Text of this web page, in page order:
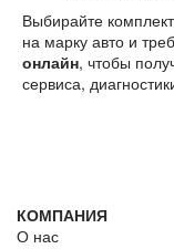
Выбирайте
на марку авто и
онлайн, чтобы
сервиса,
КОМПАНИЯ
О нас